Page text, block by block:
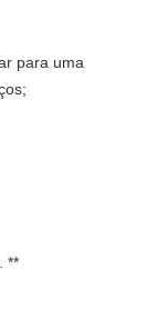
para uma
**